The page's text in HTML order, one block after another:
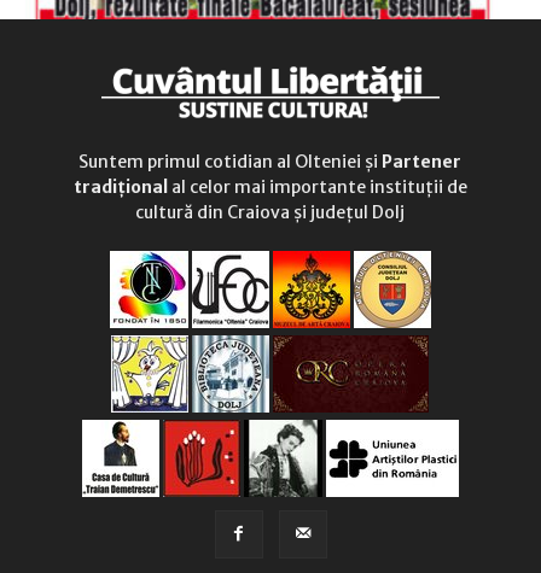
Suntem primul cotidian al Olteniei și Partener
tradițional al celor mai importante instituții de
cultură din Craiova și județul Dolj